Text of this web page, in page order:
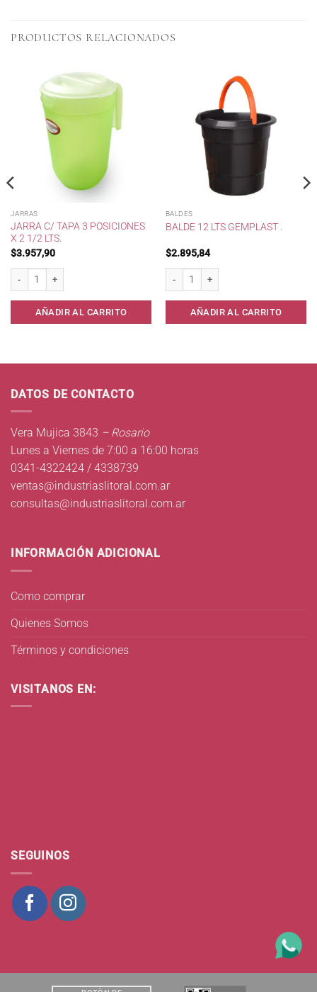
PRODUCTOS RELACIONADOS
JARRAS
JARRA C/ TAPA 3 POSICIONES
X 2 1/2 LTS.
$3.957,90
AÑADIR AL CARRITO
BALDES
BALDE 12 LTS GEMPLAST .
$2.895,84
AÑADIR AL CARRITO
DATOS DE CONTACTO
Vera Mujica 3843 – Rosario
Lunes a Viernes de 7:00 a 16:00 horas
0341-4322424 / 4338739
ventas@industriaslitoral.com.ar
consultas@industriaslitoral.com.ar
INFORMACIÓN ADICIONAL
Como comprar
Quienes Somos
Términos y condiciones
VISITANOS EN:
SEGUINOS